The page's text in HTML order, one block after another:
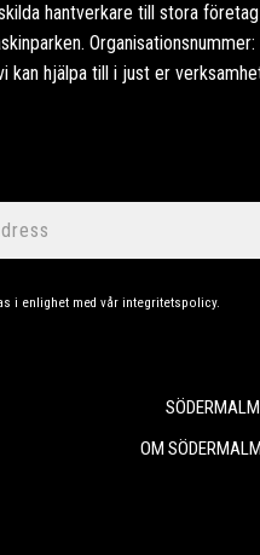
hantverkare till stora
kan hjälpa till i just er
i enlighet med vår integritetspolicy.
OM